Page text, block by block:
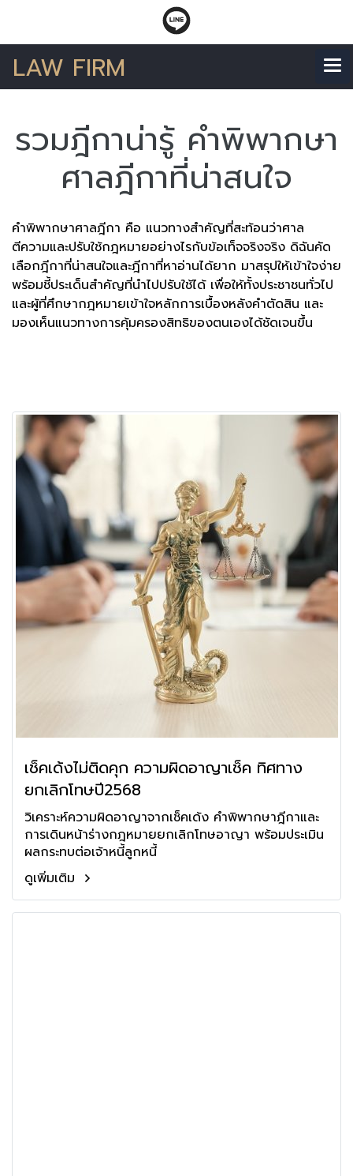
LAW FIRM
รวมฎีกาน่ารู้ คำพิพากษา
ศาลฎีกาที่น่าสนใจ
คำพิพากษาศาลฎีกา คือ แนวทางสำคัญที่สะท้อนว่าศาล
ตีความและปรับใช้กฎหมายอย่างไรกับข้อเท็จจริงจริง ดิฉันคัด
เลือกฎีกาที่น่าสนใจและฎีกาที่หาอ่านได้ยาก มาสรุปให้เข้าใจง่าย
พร้อมชี้ประเด็นสำคัญที่นำไปปรับใช้ได้ เพื่อให้ทั้งประชาชนทั่วไป
และผู้ที่ศึกษากฎหมายเข้าใจหลักการเบื้องหลังคำตัดสิน และ
มองเห็นแนวทางการคุ้มครองสิทธิของตนเองได้ชัดเจนขึ้น
เช็คเด้งไม่ติดคุก ความผิดอาญาเช็ค ทิศทาง
ยกเลิกโทษปี2568
วิเคราะห์ความผิดอาญาจากเช็คเด้ง คำพิพากษาฎีกาและ
การเดินหน้าร่างกฎหมายยกเลิกโทษอาญา พร้อมประเมิน
ผลกระทบต่อเจ้าหนี้ลูกหนี้
ดูเพิ่มเติม